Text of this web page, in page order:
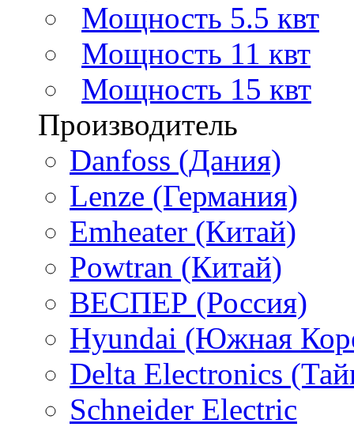
Мощность 5.5 квт
Мощность 11 квт
Мощность 15 квт
Производитель
Danfoss (Дания)
Lenze (Германия)
Emheater (Китай)
Powtran (Китай)
ВЕСПЕР (Россия)
Hyundai (Южная
Delta Electronics
Schneider Electric